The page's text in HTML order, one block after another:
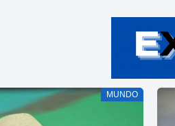
MUNDO